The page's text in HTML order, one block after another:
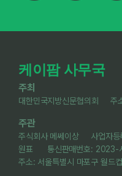
케이팜 사무국
주최
대한민국지방신문협의회 주
주관
주식회사 메쎄이상 사업자
원표 통신판매번호: 2023-
주소: 서울특별시 마포구 월드